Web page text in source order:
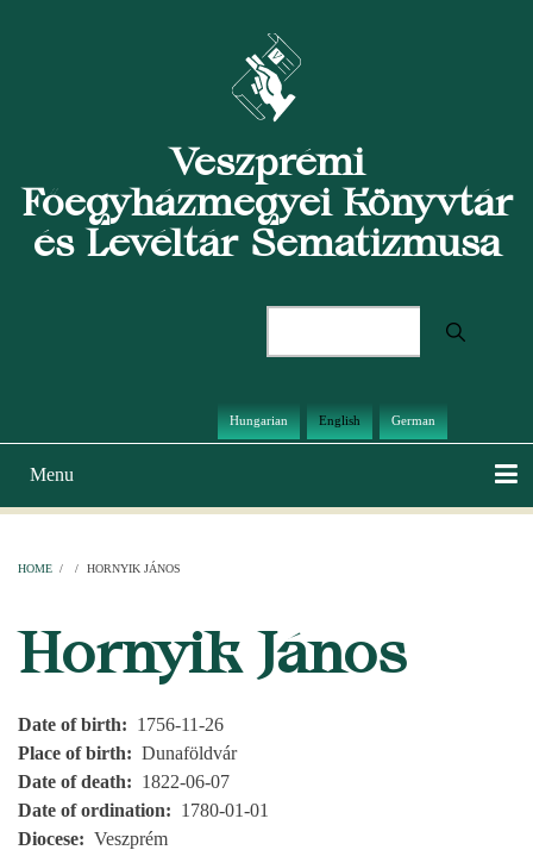
Veszprémi
Főegyházmegyei Könyvtár
és Levéltár Sematizmusa
Hungarian English German
Main
navigation
Menu
HOME / / HORNYIK JÁNOS
Hornyik János
Date of birth
1756-11-26
Place of birth
Dunaföldvár
Date of death
1822-06-07
Date of ordination
1780-01-01
Diocese
Veszprém